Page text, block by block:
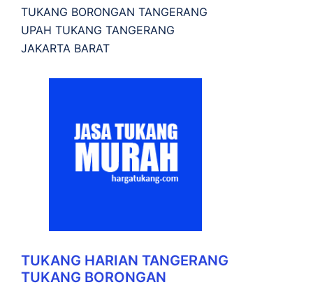
TUKANG BORONGAN TANGERANG
UPAH TUKANG TANGERANG
JAKARTA BARAT
TUKANG HARIAN TANGERANG
TUKANG BORONGAN